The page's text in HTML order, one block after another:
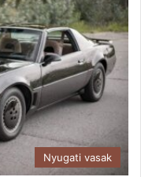
Nyugati vasak